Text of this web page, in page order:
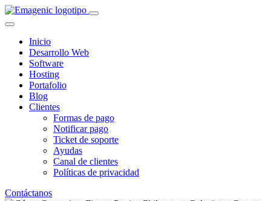
Inicio
Desarrollo Web
Software
Hosting
Portafolio
Blog
Clientes
Formas de pago
Notificar pago
Ticket de soporte
Ayudas
Canal de clientes
Políticas de privacidad
Contáctanos